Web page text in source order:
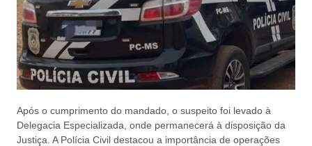
Após o cumprimento do mandado, o suspeito foi levado à
Delegacia Especializada, onde permanecerá à disposição da
Justiça. A Polícia Civil destacou a importância de operações